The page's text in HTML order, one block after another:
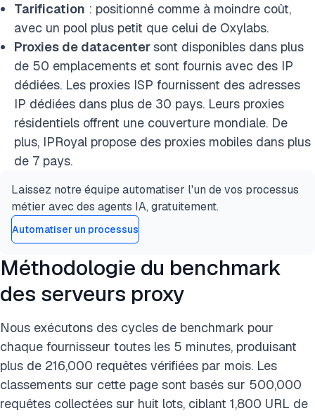
Tarification : positionné comme à moindre coût,
avec un pool plus petit que celui de Oxylabs.
Proxies de datacentersont disponibles dans plus
de 50 emplacements et sont fournis avec des IP
dédiées. Les proxies ISP fournissent des adresses
IP dédiées dans plus de 30 pays. Leurs proxies
résidentiels offrent une couverture mondiale. De
plus, IPRoyal propose des proxies mobiles dans plus
de 7 pays.
Laissez notre équipe automatiser l'un de vos processus
métier avec des agents IA, gratuitement.
Automatiser un processus
Méthodologie du benchmark
des serveurs proxy
Nous exécutons des cycles de benchmark pour
chaque fournisseur toutes les 5 minutes, produisant
plus de 216,000 requêtes vérifiées par mois. Les
classements sur cette page sont basés sur 500,000
requêtes collectées sur huit lots, ciblant 1,800 URL de